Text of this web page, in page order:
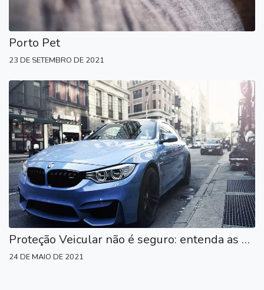
Porto Pet
23 DE SETEMBRO DE 2021
Proteção Veicular não é seguro: entenda as diferenças e não se arrependa
24 DE MAIO DE 2021